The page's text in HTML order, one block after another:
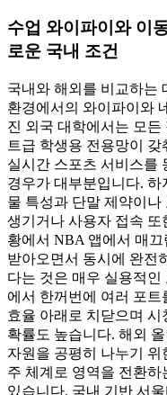
수업 와이파이와 이
로운 국내 조건
국내와 해외를 비교하는
환경에서의 와이파이와
진 외국 대학에서는 모든
트급 학생용 전용망이
실시간 스포츠 서비스를
경우가 대부분입니다. 하
물 특성과 단말 제약이나
생기거나 사용자 접속
황에서 NBA 앱에서 매끄
받아오면서 동시에 완전
다는 것은 매우 실용적인
에서 한꺼번에 여러 포
효율 아래로 치닫으며
확률도 높습니다. 해외
자원을 공평히 나누기 위
주 체계로 영역을 전환
있습니다. 국내 기반 서